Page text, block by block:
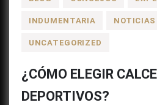
INDUMENTARIA NOTICIAS
UNCATEGORIZED
¿CÓMO ELEGIR
DEPORTIVOS?